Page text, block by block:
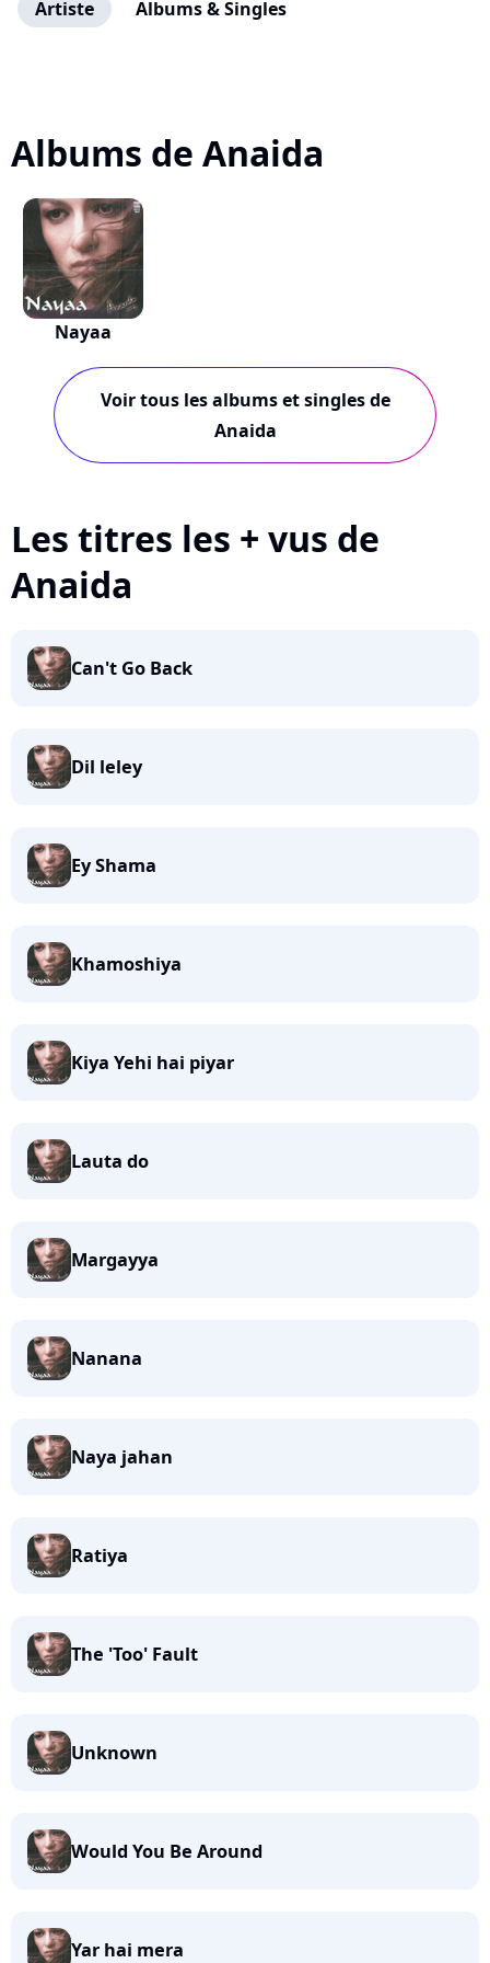
Artiste Albums & Singles
Albums de Anaida
Nayaa
Voir tous les albums et singles de
Anaida
Les titres les + vus de
Anaida
Can't Go Back
Dil leley
Ey Shama
Khamoshiya
Kiya Yehi hai piyar
Lauta do
Margayya
Nanana
Naya jahan
Ratiya
The 'Too' Fault
Unknown
Would You Be Around
Yar hai mera